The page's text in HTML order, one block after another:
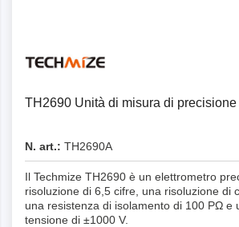
TH2690 Unità di misura di
N. art.: TH2690A
Il Techmize TH2690 è un elettrometro
risoluzione di 6,5 cifre, una risoluzione di
una resistenza di isolamento di 100 PΩ e
tensione di ±1000 V.